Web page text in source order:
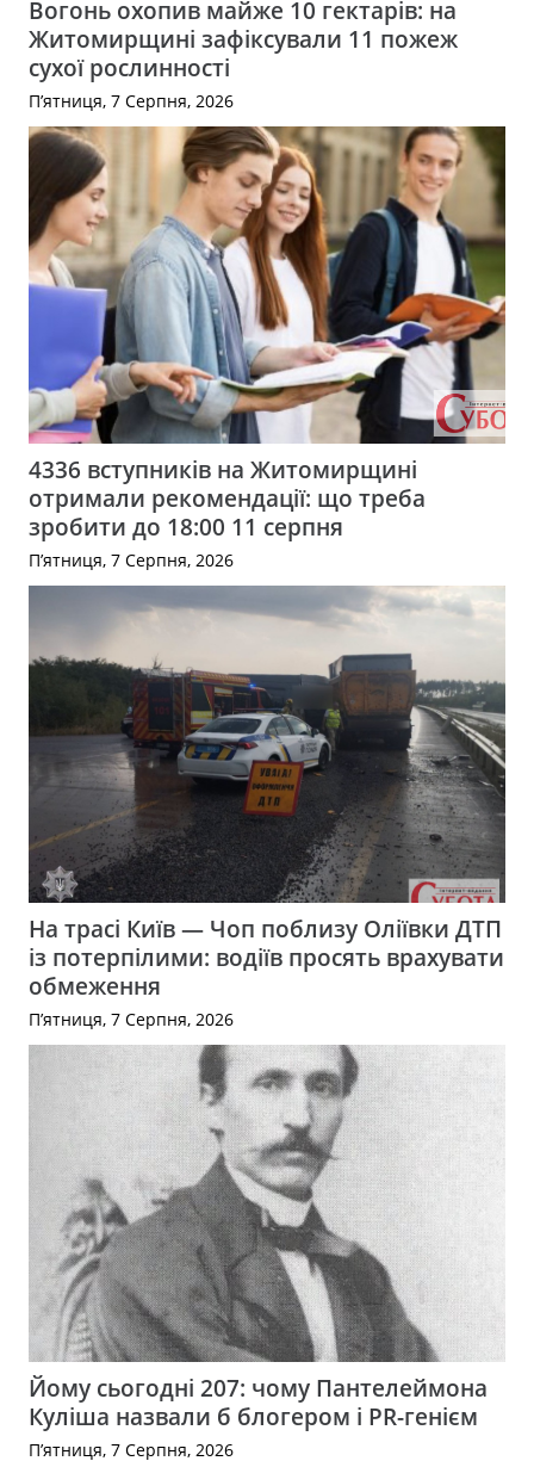
Вогонь охопив майже 10 гектарів: на
Житомирщині зафіксували 11 пожеж
сухої рослинності
П’ятниця, 7 Серпня, 2026
4336 вступників на Житомирщині
отримали рекомендації: що треба
зробити до 18:00 11 серпня
П’ятниця, 7 Серпня, 2026
На трасі Київ — Чоп поблизу Оліївки ДТП
із потерпілими: водіїв просять врахувати
обмеження
П’ятниця, 7 Серпня, 2026
Йому сьогодні 207: чому Пантелеймона
Куліша назвали б блогером і PR-генієм
П’ятниця, 7 Серпня, 2026